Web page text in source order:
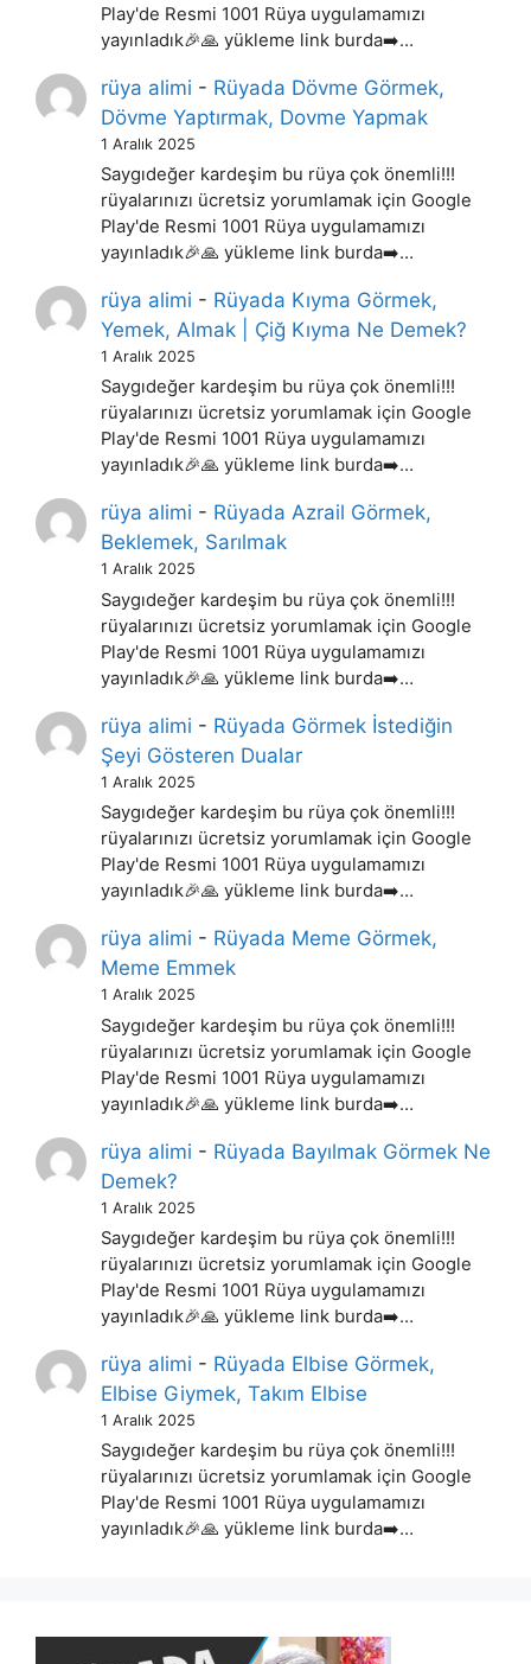
Play'de Resmi 1001 Rüya uygulamamızı
yayınladık🎉🙏 yükleme link burda➡️…
rüya alimi - Rüyada Dövme Görmek,
Dövme Yaptırmak, Dovme Yapmak
1 Aralık 2025
Saygıdeğer kardeşim bu rüya çok önemli!!!
rüyalarınızı ücretsiz yorumlamak için Google
Play'de Resmi 1001 Rüya uygulamamızı
yayınladık🎉🙏 yükleme link burda➡️…
rüya alimi - Rüyada Kıyma Görmek,
Yemek, Almak | Çiğ Kıyma Ne Demek?
1 Aralık 2025
Saygıdeğer kardeşim bu rüya çok önemli!!!
rüyalarınızı ücretsiz yorumlamak için Google
Play'de Resmi 1001 Rüya uygulamamızı
yayınladık🎉🙏 yükleme link burda➡️…
rüya alimi - Rüyada Azrail Görmek,
Beklemek, Sarılmak
1 Aralık 2025
Saygıdeğer kardeşim bu rüya çok önemli!!!
rüyalarınızı ücretsiz yorumlamak için Google
Play'de Resmi 1001 Rüya uygulamamızı
yayınladık🎉🙏 yükleme link burda➡️…
rüya alimi - Rüyada Görmek İstediğin
Şeyi Gösteren Dualar
1 Aralık 2025
Saygıdeğer kardeşim bu rüya çok önemli!!!
rüyalarınızı ücretsiz yorumlamak için Google
Play'de Resmi 1001 Rüya uygulamamızı
yayınladık🎉🙏 yükleme link burda➡️…
rüya alimi - Rüyada Meme Görmek,
Meme Emmek
1 Aralık 2025
Saygıdeğer kardeşim bu rüya çok önemli!!!
rüyalarınızı ücretsiz yorumlamak için Google
Play'de Resmi 1001 Rüya uygulamamızı
yayınladık🎉🙏 yükleme link burda➡️…
rüya alimi - Rüyada Bayılmak Görmek Ne
Demek?
1 Aralık 2025
Saygıdeğer kardeşim bu rüya çok önemli!!!
rüyalarınızı ücretsiz yorumlamak için Google
Play'de Resmi 1001 Rüya uygulamamızı
yayınladık🎉🙏 yükleme link burda➡️…
rüya alimi - Rüyada Elbise Görmek,
Elbise Giymek, Takım Elbise
1 Aralık 2025
Saygıdeğer kardeşim bu rüya çok önemli!!!
rüyalarınızı ücretsiz yorumlamak için Google
Play'de Resmi 1001 Rüya uygulamamızı
yayınladık🎉🙏 yükleme link burda➡️…